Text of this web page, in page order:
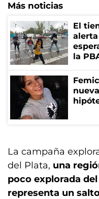
Más noticias
El
la
La campaña
del Plata, una
poco explorada
representa un